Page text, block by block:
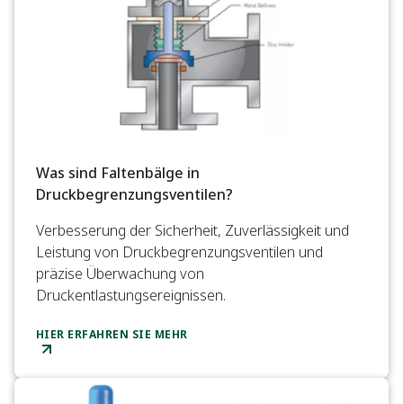
Was sind Faltenbälge in
Druckbegrenzungsventilen?
Verbesserung der Sicherheit, Zuverlässigkeit und
Leistung von Druckbegrenzungsventilen und
präzise Überwachung von
Druckentlastungsereignissen.
HIER ERFAHREN SIE MEHR